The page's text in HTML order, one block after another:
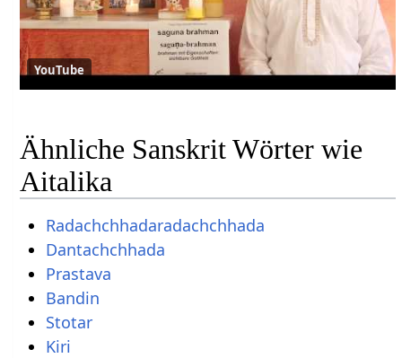
YouTube
Ähnliche Sanskrit Wörter wie
Aitalika
Radachchhadaradachchhada
Dantachchhada
Prastava
Bandin
Stotar
Kiri